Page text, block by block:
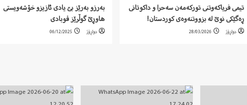
تیمی فریاکەوتنی تورکەمەن سەحرا و داکوتانی
ڕەگێکی نوێ لە بزووتنەوەی کوردستان!
دواڕۆژ 28/03/2026
بەرزو بەرێز بێ یادی ئازیزو خۆشەویستی
هاوڕێ گوڵرێز قوبادی
دواڕۆژ 06/12/2025